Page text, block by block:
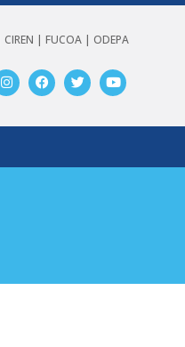
CIREN |FUCOA | ODEPA